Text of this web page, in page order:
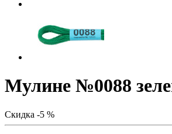
Мулине №0088
Скидка -5 %